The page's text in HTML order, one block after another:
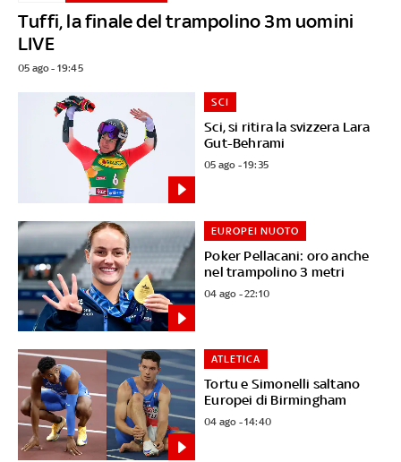
Tuffi, la finale del trampolino 3m uomini
LIVE
05 ago - 19:45
Sci, si ritira la svizzera Lara
Gut-Behrami
SCI
05 ago - 19:35
Poker Pellacani: oro anche
nel trampolino 3 metri
EUROPEI NUOTO
04 ago - 22:10
Tortu e Simonelli saltano
Europei di Birmingham
ATLETICA
04 ago - 14:40